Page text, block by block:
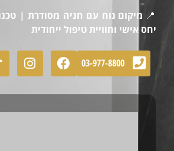
📍 מיקום נוח עם חניה מסודרת |
יחס אישי וחוויית טיפול ייחודית
03-977-8800